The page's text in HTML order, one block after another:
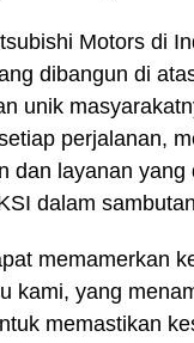
Motors di
dibangun di
unik
perjalanan,
dan layanan yang
dalam
memamerkan
kami, yang
memastikan